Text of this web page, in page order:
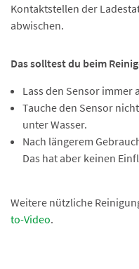
Kontaktstellen der
abwischen.
Das solltest du beim
Lass den Sensor
Tauche den Sensor
unter Wasser.
Nach längerem
Das hat aber keinen
Weitere nützliche
to-Video.